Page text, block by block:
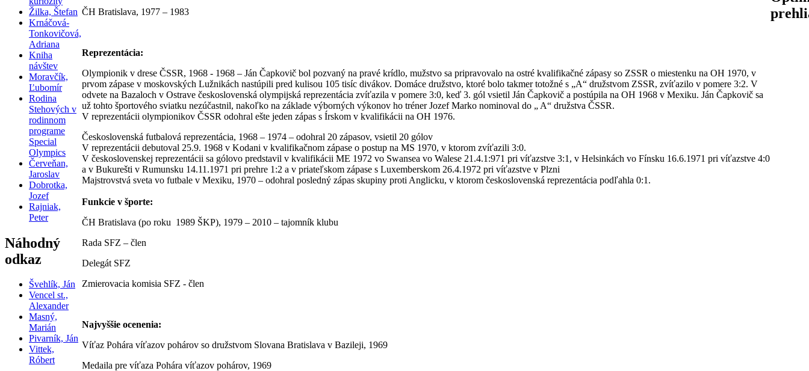
Žilka, Štefan
Krnáčová-
Tonkovičová,
Adriana
Kniha
návštev
Moravčík,
Ľubomír
Rodina
Stehových v
rodinnom
programe
Special
Olympics
Červeňan,
Jaroslav
Dobrotka,
Jozef
Rajniak,
Peter
Náhodný
odkaz
Švehlík, Ján
Vencel st.,
Alexander
Masný,
Marián
Pivarník, Ján
Vittek,
Róbert
ČH Bratislava, 1977 – 1983
Reprezentácia:
Olympionik v drese ČSSR, 1968 - 1968 – Ján Čapkovič bol pozvaný na pravé krídlo, mužstvo sa pripravovalo na ostré kvalifikačné zápasy so ZSSR o miestenku na OH 1970, v
prvom zápase v moskovských Lužnikách nastúpili pred kulisou 105 tisíc divákov. Domáce družstvo, ktoré bolo takmer totožné s „A“ družstvom ZSSR, zvíťazilo v pomere 3:2. V
odvete na Bazaloch v Ostrave československá olympijská reprezentácia zvíťazila v pomere 3:0, keď 3. gól vsietil Ján Čapkovič a postúpila na OH 1968 v Mexiku. Ján Čapkovič sa
už tohto športového sviatku nezúčastnil, nakoľko na základe výborných výkonov ho tréner Jozef Marko nominoval do „ A“ družstva ČSSR.
V reprezentácii olympionikov ČSSR odohral ešte jeden zápas s Írskom v kvalifikácii na OH 1976.
Československá futbalová reprezentácia, 1968 – 1974 – odohral 20 zápasov, vsietil 20 gólov
V reprezentácii debutoval 25.9. 1968 v Kodani v kvalifikačnom zápase o postup na MS 1970, v ktorom zvíťazili 3:0.
V československej reprezentácii sa gólovo predstavil v kvalifikácii ME 1972 vo Swansea vo Walese 21.4.1:971 pri víťazstve 3:1, v Helsinkách vo Fínsku 16.6.1971 pri víťazstve 4:0
a v Bukurešti v Rumunsku 14.11.1971 pri prehre 1:2 a v priateľskom zápase s Luxemberskom 26.4.1972 pri víťazstve v Plzni
Majstrovstvá sveta vo futbale v Mexiku, 1970 – odohral posledný zápas skupiny proti Anglicku, v ktorom československá reprezentácia podľahla 0:1.
Funkcie v športe:
ČH Bratislava (po roku 1989 ŠKP), 1979 – 2010 – tajomník klubu
Rada SFZ – člen
Delegát SFZ
Zmierovacia komisia SFZ - člen
Najvyššie ocenenia:
Víťaz Pohára víťazov pohárov so družstvom Slovana Bratislava v Bazileji, 1969
Medaila pre víťaza Pohára víťazov pohárov, 1969